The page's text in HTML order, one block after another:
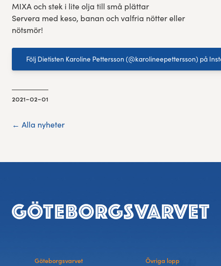
MIXA och stek i lite olja till små plättar
Servera med keso, banan och valfria nötter eller
nötsmör!
Följ Dietisten Karoline Pettersson (@karolineepettersson) på
2021-02-01
← Alla nyheter
Sidfot
Göteborgsvarvet
Övriga lopp